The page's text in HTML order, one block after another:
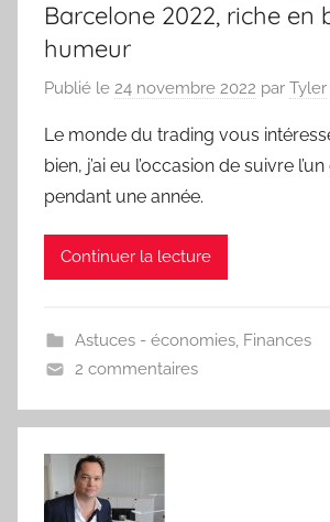
Barcelone 2022, riche en
humeur
Publié le 24 novembre 2022 par Tyler
Le monde du trading vous
bien, j’ai eu l’occasion de suivre
pendant une année.
Continuer la lecture
Astuces - économies, Finances
2 commentaires